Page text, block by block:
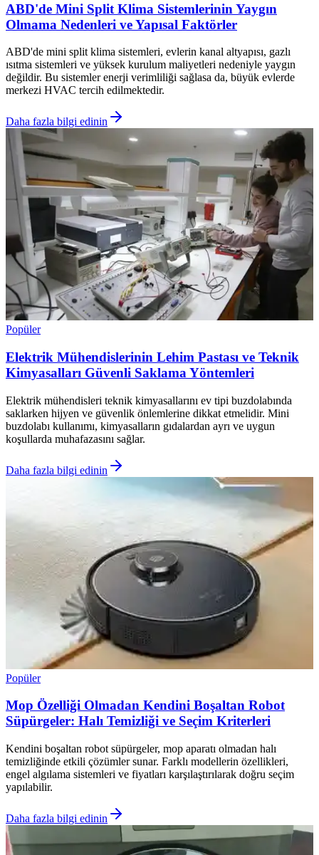
ABD'de Mini Split Klima Sistemlerinin Yaygın
Olmama Nedenleri ve Yapısal Faktörler
ABD'de mini split klima sistemleri, evlerin kanal altyapısı, gazlı
ısıtma sistemleri ve yüksek kurulum maliyetleri nedeniyle yaygın
değildir. Bu sistemler enerji verimliliği sağlasa da, büyük evlerde
merkezi HVAC tercih edilmektedir.
Daha fazla bilgi edinin
Popüler
Elektrik Mühendislerinin Lehim Pastası ve Teknik
Kimyasalları Güvenli Saklama Yöntemleri
Elektrik mühendisleri teknik kimyasallarını ev tipi buzdolabında
saklarken hijyen ve güvenlik önlemlerine dikkat etmelidir. Mini
buzdolabı kullanımı, kimyasalların gıdalardan ayrı ve uygun
koşullarda muhafazasını sağlar.
Daha fazla bilgi edinin
Popüler
Mop Özelliği Olmadan Kendini Boşaltan Robot
Süpürgeler: Halı Temizliği ve Seçim Kriterleri
Kendini boşaltan robot süpürgeler, mop aparatı olmadan halı
temizliğinde etkili çözümler sunar. Farklı modellerin özellikleri,
engel algılama sistemleri ve fiyatları karşılaştırılarak doğru seçim
yapılabilir.
Daha fazla bilgi edinin